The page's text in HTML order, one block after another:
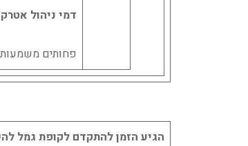
דמי ניהול
פחותים
הגיע הזמן להתקדם לקופת גמל